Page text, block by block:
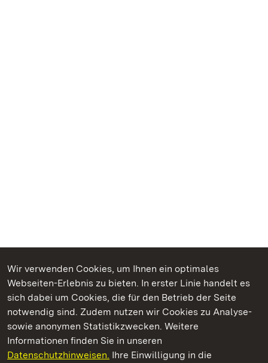
Wir verwenden Cookies, um Ihnen ein optimales
Webseiten-Erlebnis zu bieten. In erster Linie handelt es
sich dabei um Cookies, die für den Betrieb der Seite
notwendig sind. Zudem nutzen wir Cookies zu Analyse-
sowie anonymen Statistikzwecken. Weitere
Informationen finden Sie in unseren
Datenschutzhinweisen. Ihre Einwilligung in die
Kommen. Staunen. Genießen.
Staatliche Schlösser und Gärten Baden‑Württemberg